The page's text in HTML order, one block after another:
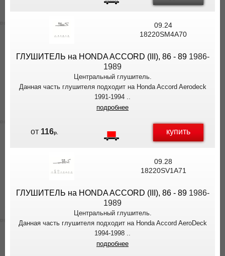
09.24
18220SM4A70
ГЛУШИТЕЛЬ на HONDA ACCORD (III), 86 - 891986-
1989
Центральный глушитель.
Данная часть глушителя подходит на Honda Accord Aerodeck
1991-1994 ..
подробнее
от 116р. купить
09.28
18220SV1A71
ГЛУШИТЕЛЬ на HONDA ACCORD (III), 86 - 891986-
1989
Центральный глушитель.
Данная часть глушителя подходит на Honda Accord AeroDeck
1994-1998 ..
подробнее